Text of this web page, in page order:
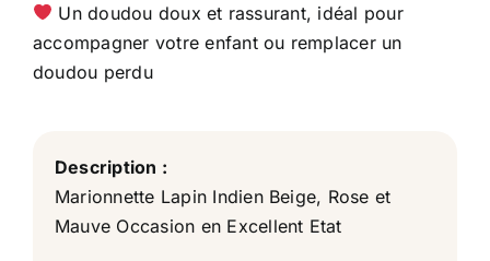
Un doudou doux et rassurant, idéal pour
accompagner votre enfant ou remplacer un
doudou perdu
Description :
Marionnette Lapin Indien Beige, Rose et
Mauve Occasion en Excellent Etat